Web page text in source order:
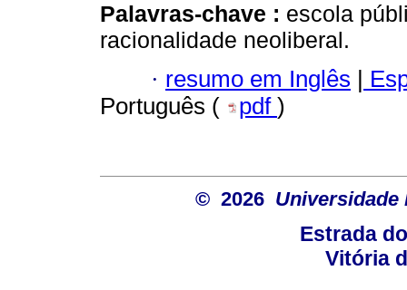
Palavras-chave : escola
racionalidade neoliberal.
· resumo em Inglês |
Português (
pdf )
© 2026 Universidade
Estrada
Vitória